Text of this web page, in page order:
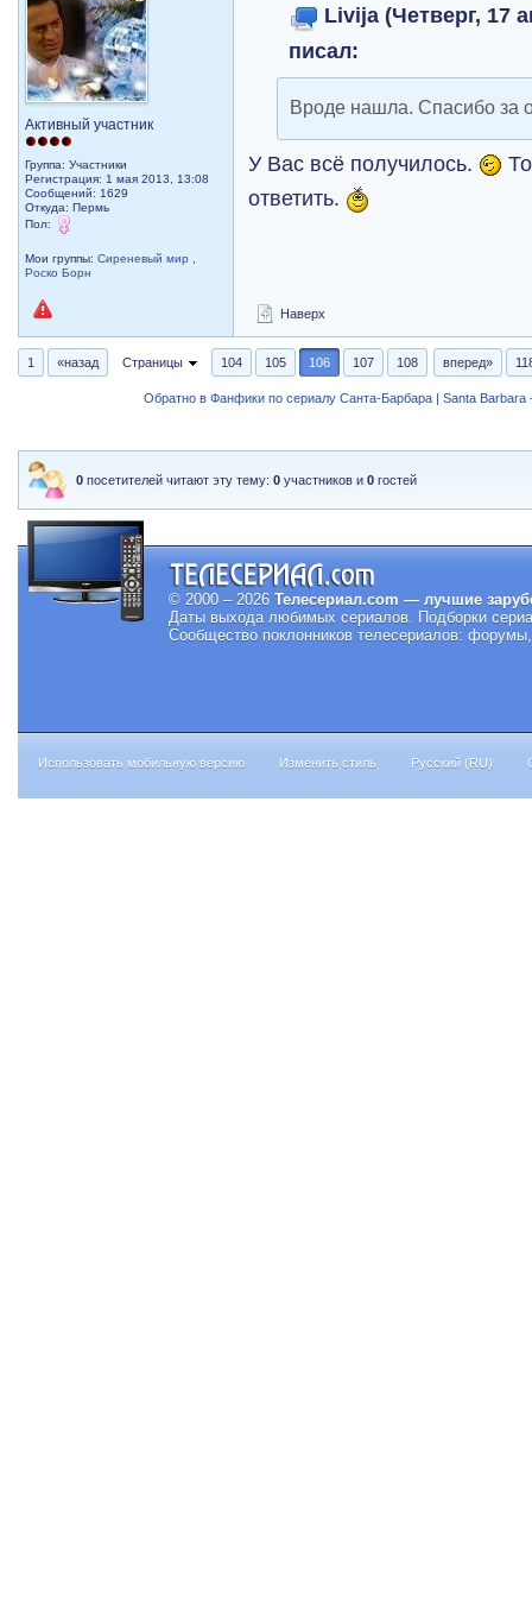
Активный участник
Группа: Участники
Регистрация: 1 мая 2013, 13:08
Сообщений: 1629
Откуда: Пермь
Пол:
Мои группы:Сиреневый мир
Роско Борн
Livija (Четверг, 17
писал:
Вроде нашла. Спасибо за
У Вас всё получилось.
ответить.
Наверх
1 «назад Страницы 104 105 106 107 108 вперед»
Обратно в Фанфики по сериалу Санта-Барбара | Santa Barbara
0 посетителей читают эту тему:0 участников и0 гостей
© 2000 – 2026 Телесериал.com — лучшие
Даты выхода любимых сериалов. Подборки
Сообщество поклонников телесериалов:
Использовать мобильную версию Изменить стиль Русский (RU)